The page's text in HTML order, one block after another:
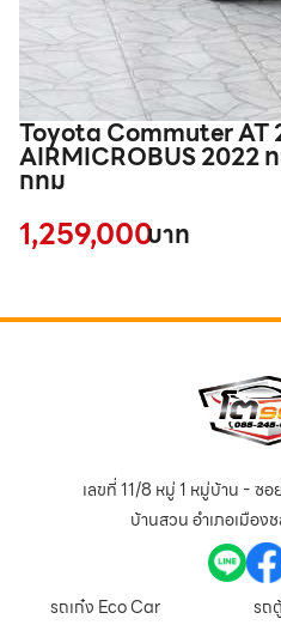
Toyota Commuter AT 2.8 + VIP
AIRMICROBUS 2022
กทม
1,259,000บาท
เลขที่ 11/8 หมู่ 1 หมู่บ้าน - ซ
บ้านสวน อำเภอเมือ
รถเก๋ง Eco Car
รถ